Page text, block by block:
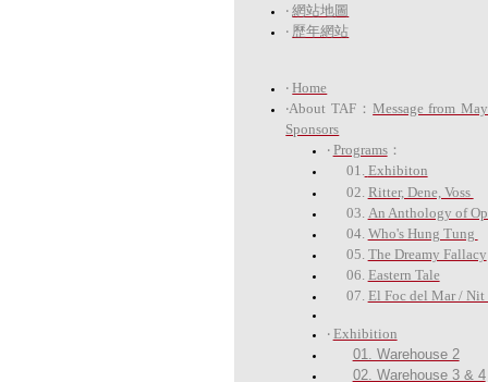
‧ 網站地圖
‧ 歷年網站
‧ Home
‧About TAF：Message from
Sponsors
‧ Programs：
01. Exhibiton
02. Ritter, Dene, Voss
03. An Anthology of
04. Who's Hung Tung
05. The Dreamy Fallacy
06. Eastern Tale
07. El Foc del Mar / Nit
‧ Exhibition
01. Warehouse 2
02. Warehouse 3 & 4